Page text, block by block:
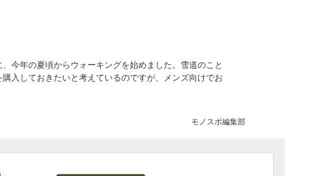
今年の夏頃からウォーキングを始めました。雪道のこと
入しておきたいと考えているのですが、メンズ向けでお
モノスポ編集部